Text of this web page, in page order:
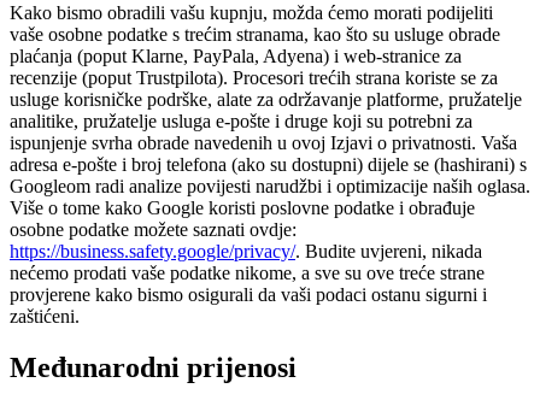
Kako bismo obradili vašu kupnju, možda ćemo morati podijeliti
vaše osobne podatke s trećim stranama, kao što su usluge obrade
plaćanja (poput Klarne, PayPala, Adyena) i web-stranice za
recenzije (poput Trustpilota). Procesori trećih strana koriste se za
usluge korisničke podrške, alate za održavanje platforme, pružatelje
analitike, pružatelje usluga e-pošte i druge koji su potrebni za
ispunjenje svrha obrade navedenih u ovoj Izjavi o privatnosti. Vaša
adresa e-pošte i broj telefona (ako su dostupni) dijele se (hashirani) s
Googleom radi analize povijesti narudžbi i optimizacije naših oglasa.
Više o tome kako Google koristi poslovne podatke i obrađuje
osobne podatke možete saznati ovdje:
https://business.safety.google/privacy/. Budite uvjereni, nikada
nećemo prodati vaše podatke nikome, a sve su ove treće strane
provjerene kako bismo osigurali da vaši podaci ostanu sigurni i
zaštićeni.
Međunarodni prijenosi